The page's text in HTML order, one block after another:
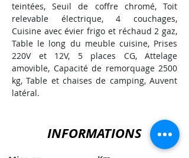
teintées, Seuil de coffre chromé, Toit
relevable électrique, 4 couchages,
Cuisine avec évier frigo et réchaud 2 gaz,
Table le long du meuble cuisine, Prises
220V et 12V, 5 places CG, Attelage
amovible, Capacité de remorquage 2500
kg, Table et chaises de camping, Auvent
latéral.
INFORMATIONS